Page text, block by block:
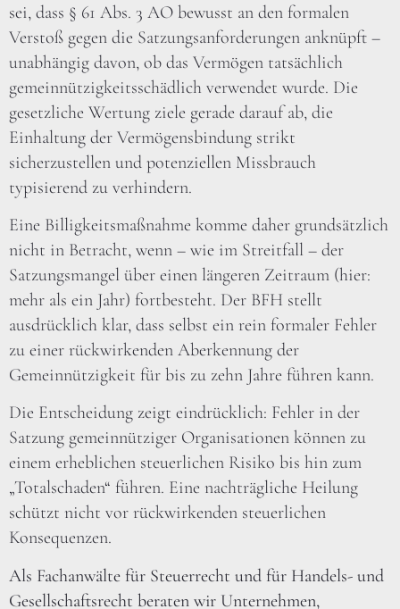
sei, dass § 61 Abs. 3 AO bewusst an den formalen
Verstoß gegen die Satzungsanforderungen anknüpft –
unabhängig davon, ob das Vermögen tatsächlich
gemeinnützigkeitsschädlich verwendet wurde. Die
gesetzliche Wertung ziele gerade darauf ab, die
Einhaltung der Vermögensbindung strikt
sicherzustellen und potenziellen Missbrauch
typisierend zu verhindern.
Eine Billigkeitsmaßnahme komme daher grundsätzlich
nicht in Betracht, wenn – wie im Streitfall – der
Satzungsmangel über einen längeren Zeitraum (hier:
mehr als ein Jahr) fortbesteht. Der BFH stellt
ausdrücklich klar, dass selbst ein rein formaler Fehler
zu einer rückwirkenden Aberkennung der
Gemeinnützigkeit für bis zu zehn Jahre führen kann.
Die Entscheidung zeigt eindrücklich: Fehler in der
Satzung gemeinnütziger Organisationen können zu
einem erheblichen steuerlichen Risiko bis hin zum
„Totalschaden“ führen. Eine nachträgliche Heilung
schützt nicht vor rückwirkenden steuerlichen
Konsequenzen.
Als Fachanwälte für Steuerrecht und für Handels- und
Gesellschaftsrecht beraten wir Unternehmen,